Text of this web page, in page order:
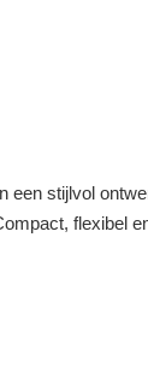
een stijlvol
flexibel